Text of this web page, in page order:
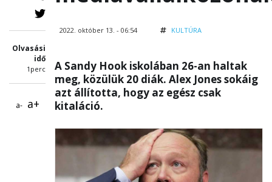
Olvasási
idő
1perc
a- a+
2022. október 13. - 06:54 KULTÚRA
A Sandy Hook iskolában 26-an haltak
meg, közülük 20 diák. Alex Jones sokáig
azt állította, hogy az egész csak
kitaláció.